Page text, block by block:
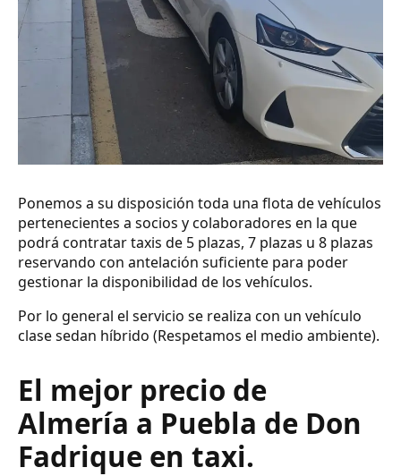
Ponemos a su disposición toda una flota de vehículos
pertenecientes a socios y colaboradores en la que
podrá contratar taxis de 5 plazas, 7 plazas u 8 plazas
reservando con antelación suficiente para poder
gestionar la disponibilidad de los vehículos.
Por lo general el servicio se realiza con un vehículo
clase sedan híbrido (Respetamos el medio ambiente).
El mejor precio de
Almería a Puebla de Don
Fadrique en taxi.